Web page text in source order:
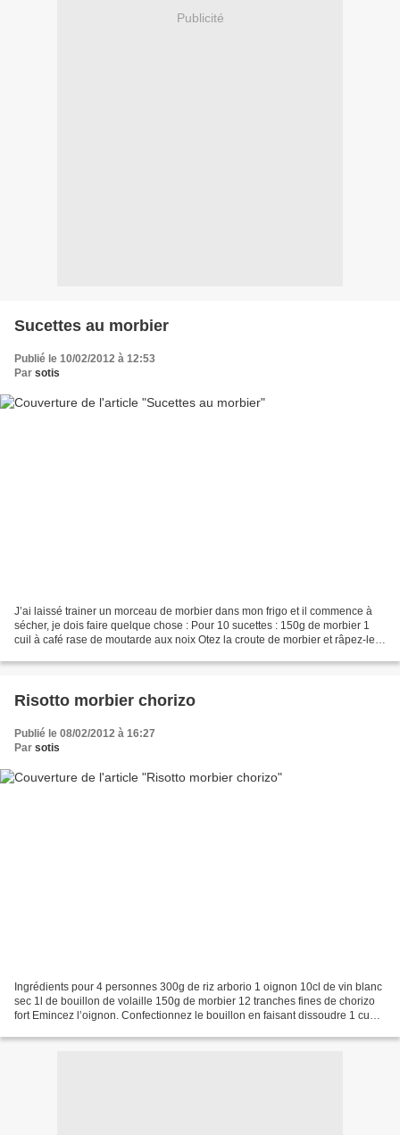
Publicité
Sucettes au morbier
Publié le 10/02/2012 à 12:53
Par sotis
J’ai laissé trainer un morceau de morbier dans mon frigo et il commence à
sécher, je dois faire quelque chose : Pour 10 sucettes : 150g de morbier 1
cuil à café rase de moutarde aux noix Otez la croute de morbier et râpez-le
Risotto morbier chorizo
Publié le 08/02/2012 à 16:27
Par sotis
Ingrédients pour 4 personnes 300g de riz arborio 1 oignon 10cl de vin blanc
sec 1l de bouillon de volaille 150g de morbier 12 tranches fines de chorizo
fort Emincez l’oignon. Confectionnez le bouillon en faisant dissoudre 1 cube